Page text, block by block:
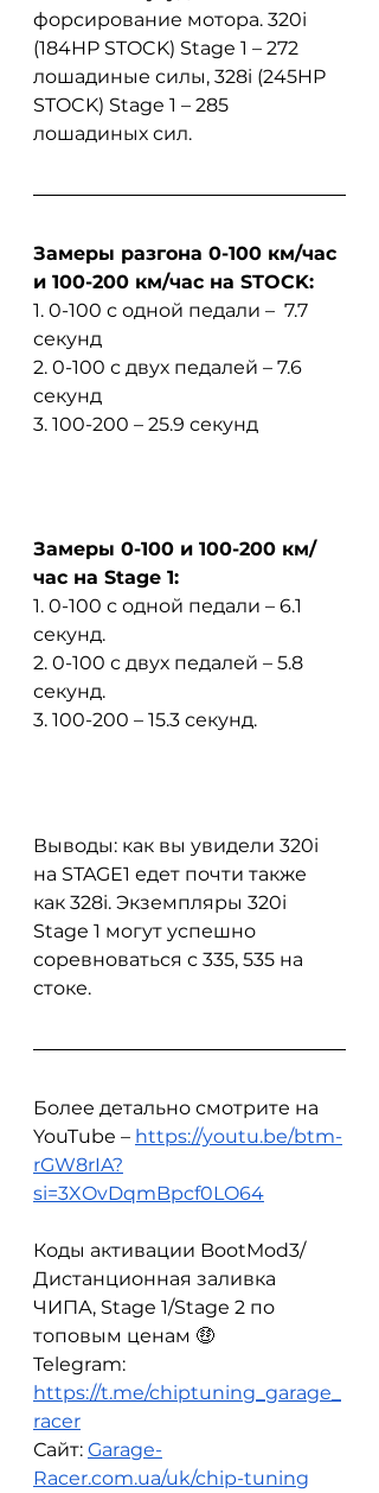
форсирование мотора. 320i
(184HP STOCK) Stage 1 – 272
лошадиные силы, 328i (245HP
STOCK) Stage 1 – 285
лошадиных сил.
Замеры разгона 0-100 км/час
и 100-200 км/час на STOCK:
1. 0-100 с одной педали –  7.7
секунд
2. 0-100 с двух педалей – 7.6
секунд
3. 100-200 – 25.9 секунд
Замеры 0-100 и 100-200 км/
час на Stage 1:
1. 0-100 с одной педали – 6.1
секунд.
2. 0-100 с двух педалей – 5.8
секунд.
3. 100-200 – 15.3 секунд.
Выводы: как вы увидели 320i
на STAGE1 едет почти также
как 328i. Экземпляры 320i
Stage 1 могут успешно
соревноваться с 335, 535 на
стоке.
Более детально смотрите на
YouTube – https://youtu.be/btm-
rGW8rIA?
si=3XOvDqmBpcf0LO64
Коды активации BootMod3/
Дистанционная заливка
ЧИПА, Stage 1/Stage 2 по
топовым ценам 🤑
Telegram:
https://t.me/chiptuning_garage_
racer
Сайт: Garage-
Racer.com.ua/uk/chip-tuning